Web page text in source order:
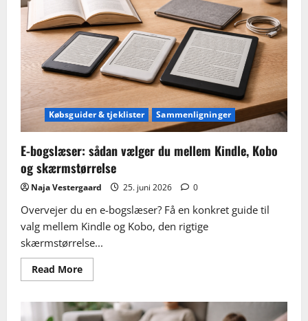
Den
praktiske
guide
til
styresystem,
apps,
gaming
og
paneltype
Købsguider & tjeklister Sammenligninger
E-bogslæser: sådan vælger du mellem Kindle, Kobo
og skærmstørrelse
Naja Vestergaard 25. juni 2026 0
Overvejer du en e-bogslæser? Få en konkret guide til
valg mellem Kindle og Kobo, den rigtige
skærmstørrelse...
Read MoreRead
more
bogslæser:
sådan